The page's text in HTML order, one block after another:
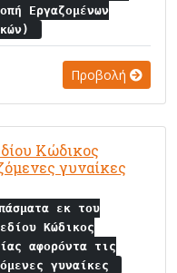
Εργαζομένων
Προβολή
Κώδικος
γυναίκες
εκ του
Κώδικος
αφορόντα τις
γυναίκες